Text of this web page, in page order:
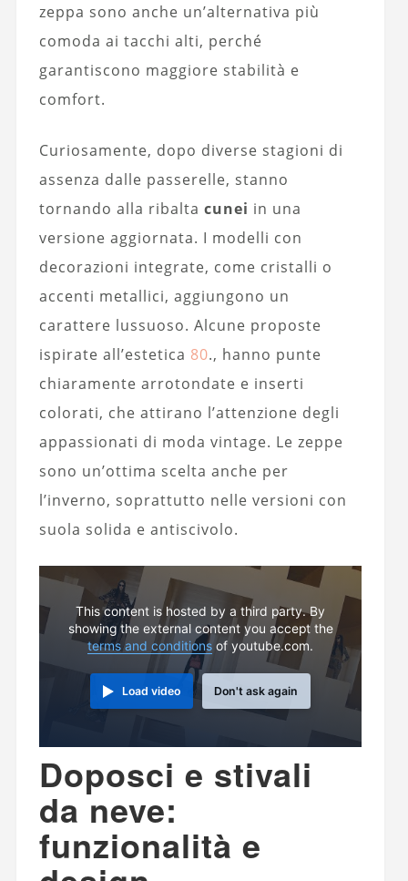
zeppa sono anche un’alternativa più
comoda ai tacchi alti, perché
garantiscono maggiore stabilità e
comfort.
Curiosamente, dopo diverse stagioni di
assenza dalle passerelle, stanno
tornando alla ribalta cunei in una
versione aggiornata. I modelli con
decorazioni integrate, come cristalli o
accenti metallici, aggiungono un
carattere lussuoso. Alcune proposte
ispirate all’estetica 80., hanno punte
chiaramente arrotondate e inserti
colorati, che attirano l’attenzione degli
appassionati di moda vintage. Le zeppe
sono un’ottima scelta anche per
l’inverno, soprattutto nelle versioni con
suola solida e antiscivolo.
This content is hosted by a third party. By
showing the external content you accept the
terms and conditions of youtube.com.
Load video Don't ask again
Doposci e stivali
da neve:
funzionalità e